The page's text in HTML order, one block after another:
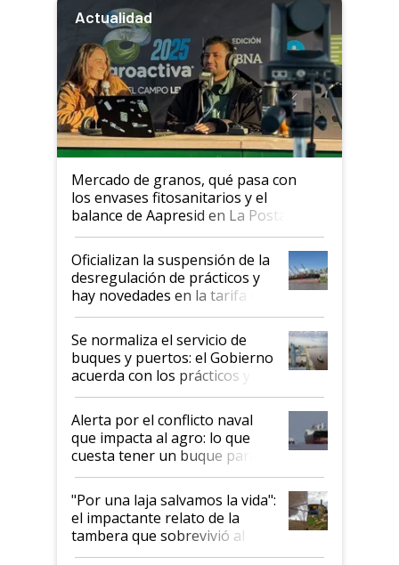
Actualidad
Mercado de granos, qué pasa con
los envases fitosanitarios y el
balance de Aapresid en La Posta
Oficializan la suspensión de la
desregulación de prácticos y
hay novedades en la tarifa de
la hidrovía
Se normaliza el servicio de
buques y puertos: el Gobierno
acuerda con los prácticos y
suspende el decreto de
desregulación
Alerta por el conflicto naval
que impacta al agro: lo que
cuesta tener un buque parado
y el peligro de que Argentina
pase a ser "país sucio"
"Por una laja salvamos la vida":
el impactante relato de la
tambera que sobrevivió al
tornado